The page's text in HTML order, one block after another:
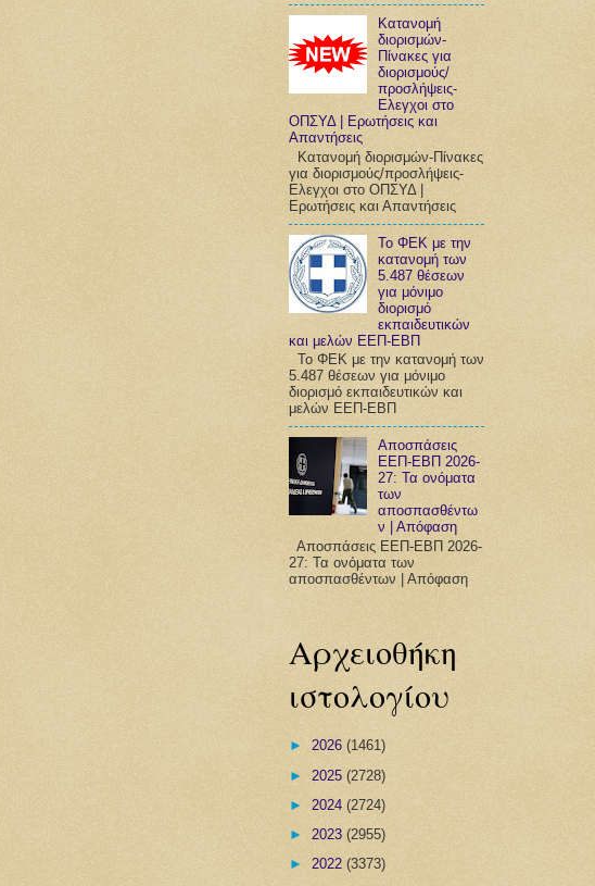
Κατανομή
διορισμών-
Πίνακες για
διορισμούς/
προσλήψεις-
Ελεγχοι στο
ΟΠΣΥΔ | Ερωτήσεις και
Απαντήσεις
Κατανομή διορισμών-Πίνακες
για διορισμούς/προσλήψεις-
Ελεγχοι στο ΟΠΣΥΔ |
Ερωτήσεις και Απαντήσεις
Το ΦΕΚ με την
κατανομή των
5.487 θέσεων
για μόνιμο
διορισμό
εκπαιδευτικών
και μελών ΕΕΠ-ΕΒΠ
Το ΦΕΚ με την κατανομή των
5.487 θέσεων για μόνιμο
διορισμό εκπαιδευτικών και
μελών ΕΕΠ-ΕΒΠ
Αποσπάσεις
ΕΕΠ-ΕΒΠ 2026-
27: Τα ονόματα
των
αποσπασθέντω
ν | Απόφαση
Αποσπάσεις ΕΕΠ-ΕΒΠ 2026-
27: Τα ονόματα των
αποσπασθέντων | Απόφαση
Αρχειοθήκη
ιστολογίου
► 2026 (1461)
► 2025 (2728)
► 2024 (2724)
► 2023 (2955)
► 2022 (3373)